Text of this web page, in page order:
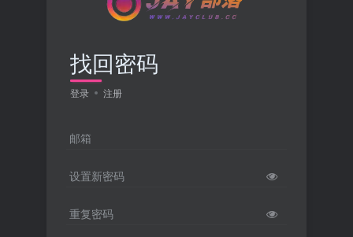
找回密码
登录 注册
邮箱
设置新密码
重复密码